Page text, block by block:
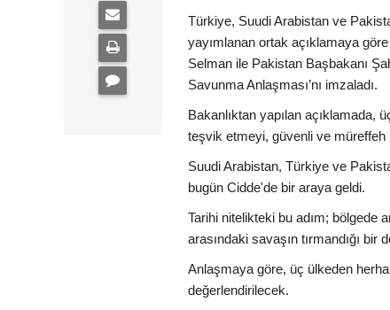
Türkiye, Suudi Arabistan ve
yayımlanan ortak açıklamaya
Selman ile Pakistan Başbakanı
Savunma Anlaşması’nı imzaladı.
Bakanlıktan yapılan açıklamada,
teşvik etmeyi, güvenli ve müreffeh
Suudi Arabistan, Türkiye ve
bugün Cidde'de bir araya geldi.
Tarihi nitelikteki bu adım; bölgede
arasındaki savaşın tırmandığı bir
Anlaşmaya göre, üç ülkeden
değerlendirilecek.